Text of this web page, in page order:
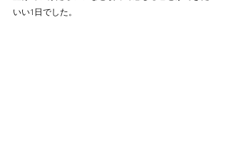
いい1日でした。